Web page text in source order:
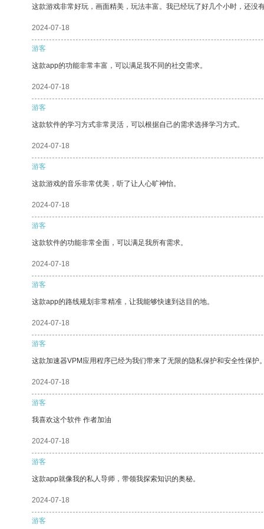
这款游戏非常好玩，画面精美，玩法丰富。我已经玩了好几个小时，还没
2024-07-18
游客
这款app的功能非常丰富，可以满足我不同的社交需求。
2024-07-18
游客
这款软件的学习方式非常灵活，可以根据自己的需求选择学习方式。
2024-07-18
游客
这款游戏的音乐非常优美，听了让人心旷神怡。
2024-07-18
游客
这款软件的功能非常全面，可以满足我所有需求。
2024-07-18
游客
这款app的路线规划非常精准，让我能够快速到达目的地。
2024-07-18
游客
这款加速器VPM应用程序已经为我们带来了无限的隐私保护和安全性保护
2024-07-18
游客
我喜欢这个软件 作者加油
2024-07-18
游客
这款app就像我的私人导师，带领我探索知识的奥秘。
2024-07-18
游客